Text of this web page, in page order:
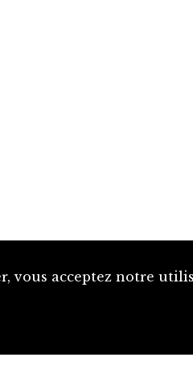
vous acceptez notre